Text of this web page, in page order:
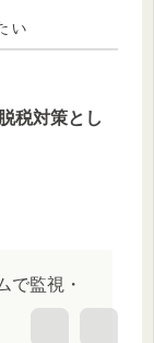
い
税対策とし
で監視・